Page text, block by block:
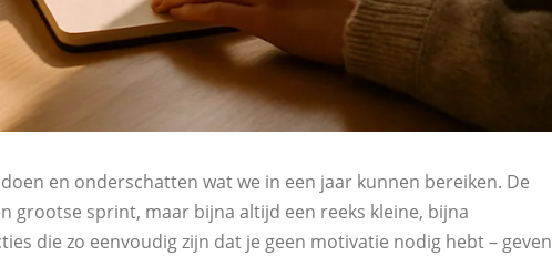
en onderschatten wat we in een jaar kunnen bereiken. De
grootse sprint, maar bijna altijd een reeks kleine, bijna
die zo eenvoudig zijn dat je geen motivatie nodig hebt – geven